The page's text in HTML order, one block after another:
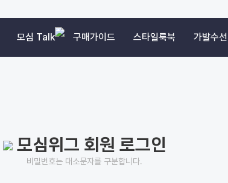
모심 Talk 구매가이드 스타일룩북 가발수선
모심위그 회원 로그인
비밀번호는 대소문자를 구분합니다.